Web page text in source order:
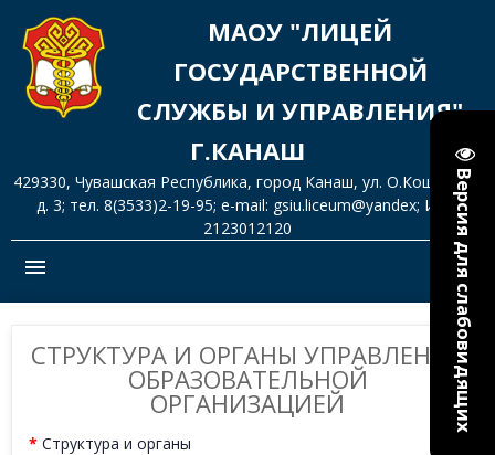
Версия для слабовидящих
МАОУ "ЛИЦЕЙ
ГОСУДАРСТВЕННОЙ
СЛУЖБЫ И УПРАВЛЕНИЯ"
Г.КАНАШ
429330, Чувашская Республика, город Канаш, ул. О.Кошевого,
д. 3; тел. 8(3533)2-19-95; e-mail: gsiu.liceum@yandex; ИНН
2123012120
menu
СТРУКТУРА И ОРГАНЫ УПРАВЛЕНИЯ
ОБРАЗОВАТЕЛЬНОЙ
ОРГАНИЗАЦИЕЙ
* Структура и органы